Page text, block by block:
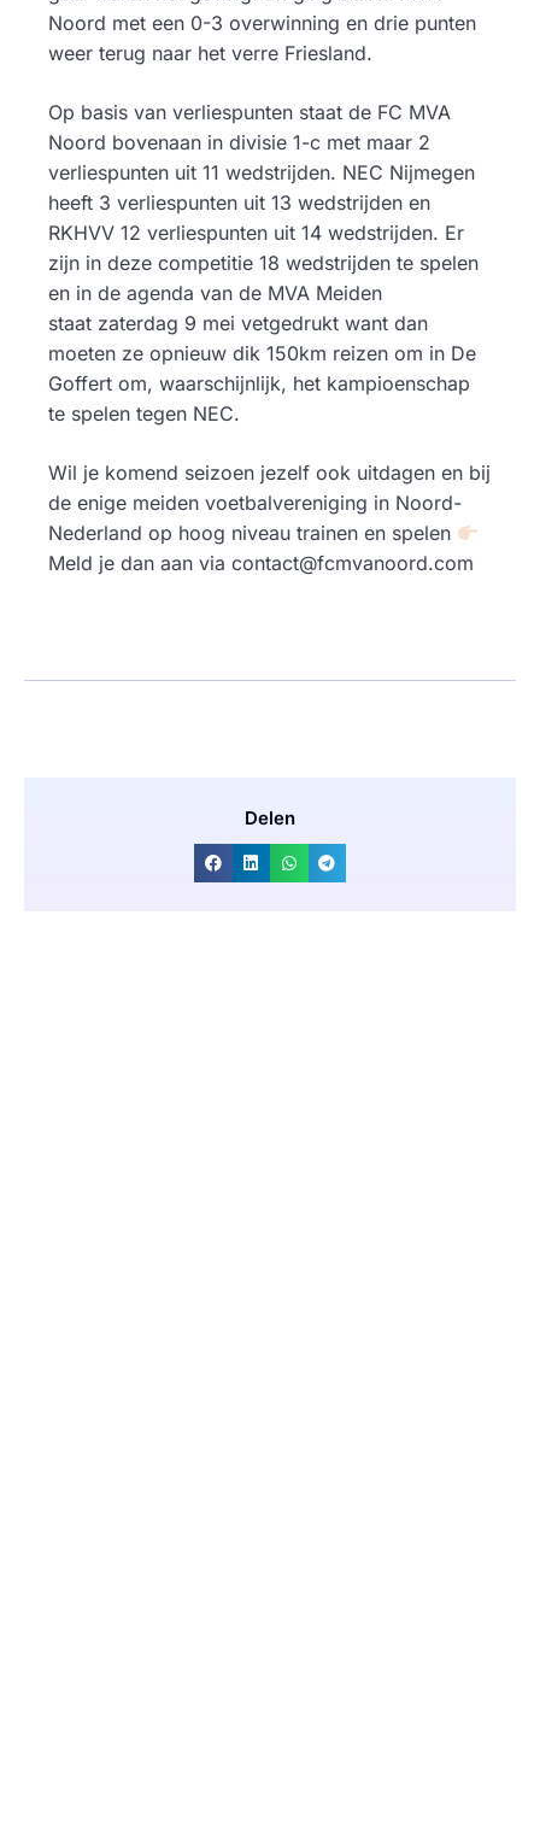
Noord met een 0-3 overwinning en drie punten
weer terug naar het verre Friesland.
Op basis van verliespunten staat de FC MVA
Noord bovenaan in divisie 1-c met maar 2
verliespunten uit 11 wedstrijden. NEC Nijmegen
heeft 3 verliespunten uit 13 wedstrijden en
RKHVV 12 verliespunten uit 14 wedstrijden. Er
zijn in deze competitie 18 wedstrijden te spelen
en in de agenda van de MVA Meiden
staat zaterdag 9 mei vetgedrukt want dan
moeten ze opnieuw dik 150km reizen om in De
Goffert om, waarschijnlijk, het kampioenschap
te spelen tegen NEC.
Wil je komend seizoen jezelf ook uitdagen en bij
de enige meiden voetbalvereniging in Noord-
Nederland op hoog niveau trainen en spelen
Meld je dan aan via contact@fcmvanoord.com
Delen